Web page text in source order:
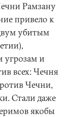
Рамзану
привело к
убитым
угрозам и
всех: Чечня
Чечни,
Стали даже
якобы